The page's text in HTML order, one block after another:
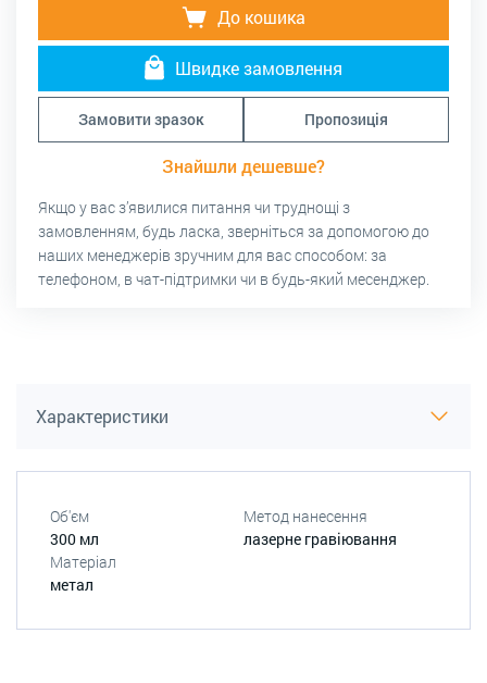
До кошика
Швидке замовлення
Замовити зразок Пропозиція
Знайшли дешевше?
Якщо у вас з’явилися питання чи труднощі з
замовленням, будь ласка, зверніться за допомогою до
наших менеджерів зручним для вас способом: за
телефоном, в чат-підтримки чи в будь-який месенджер.
Характеристики
Об'єм
300 мл
Метод нанесення
лазерне гравіювання
Матеріал
метал